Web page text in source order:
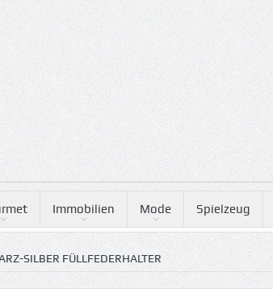
Immobilien Mode Spielzeug
SILBER FÜLLFEDERHALTER